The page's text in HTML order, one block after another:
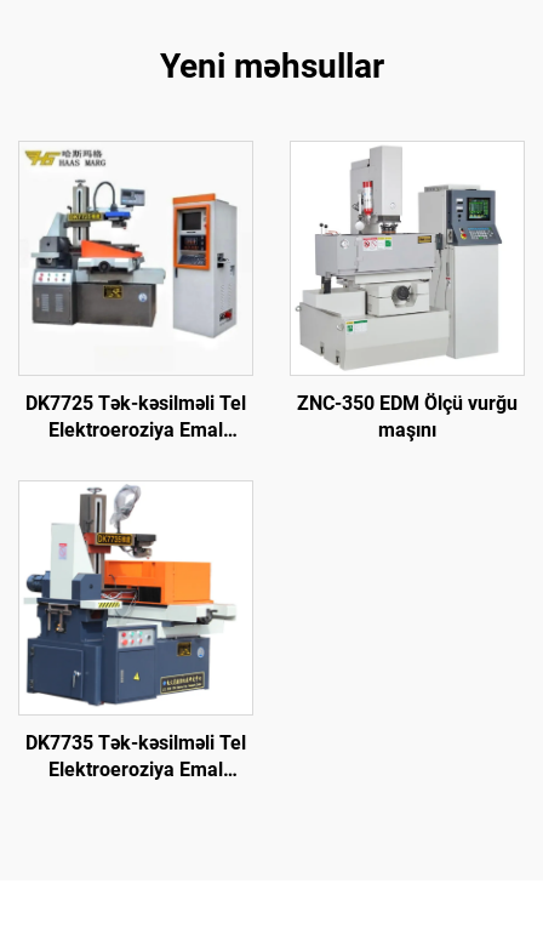
Yeni məhsullar
DK7725 Tək-kəsilməli Tel
Elektroeroziya Emal
ZNC-350 EDM Ölçü vurğu
maşını
DK7735 Tək-kəsilməli Tel
Elektroeroziya Emal